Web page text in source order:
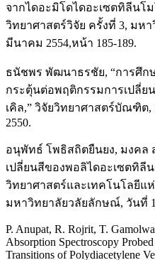
จากไดอะมิโดไดอะเซตทิลีนโ
วิทยาศาสตร์วิจัย ครั้งที่ 3, มหา
มีนาคม 2554,หน้า 185-189.
ธนัชพร พัฒนาธรชัย, “การศึก
กระตุ้นต่อพฤติกรรมการเปลี่ย
เคิล,” วิจัยวิทยาศาสตร์บัณฑิต
2550.
อนุพัทธ์ โพธิสถิตยืนยง, มงคล
เปลี่ยนสีของพอลิไดอะเซตทิลี
วิทยาศาสตร์และเทคโนโลยีแห่
มหาวิทยาลัยวลัยลักษณ์, วันที่
P. Anupat, R. Rojrit, T.
Absorption Spectroscopy
Transitions of Polydiacetylene